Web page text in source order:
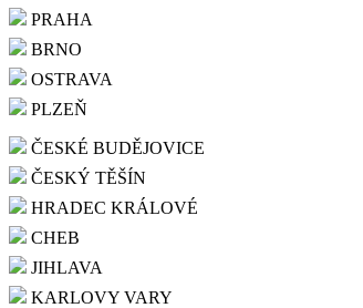
PRAHA
BRNO
OSTRAVA
PLZEŇ
ČESKÉ BUDĚJOVICE
ČESKÝ TĚŠÍN
HRADEC KRÁLOVÉ
CHEB
JIHLAVA
KARLOVY VARY